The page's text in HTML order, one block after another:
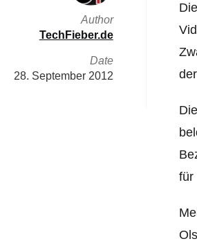
für
Author
TechFieber.de
Date
28. September 2012